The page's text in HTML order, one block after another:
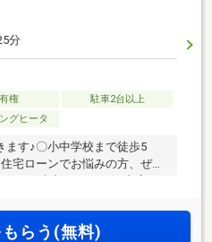
分
権
駐車2台以上
グヒータ
ます♪〇小中学校まで徒歩5
宅ローンでお悩みの方、ぜひ
トにご相談ください！当店で
を通す】・【リフォーム費用
う強みを持っております！お
らう(無料)